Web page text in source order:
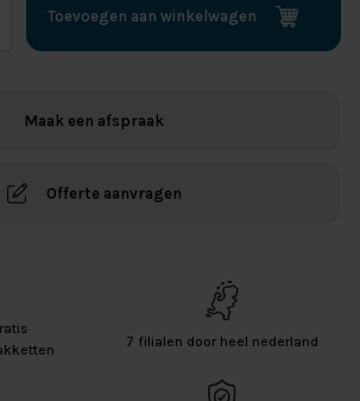
Toevoegen aan winkelwagen
Maak een afspraak
Offerte aanvragen
7 filialen door heel nederland